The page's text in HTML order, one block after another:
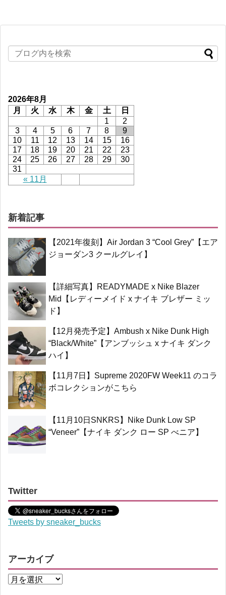
2026年8月
月
火 水 木 金 土 日
« 11月
1
2
3
4 5 6 7 8
9
10
11 12 13 14 15
16
17
18 19 20 21 22
23
24
25 26 27 28 29
30
31
新着記事
【2021年復刻】Air Jordan 3 “Cool Grey”【エア
ジョーダン3 クールグレイ】
【詳細写真】READYMADE x Nike Blazer
Mid【レディーメイド x ナイキ ブレザー ミッ
ド】
【12月発売予定】Ambush x Nike Dunk High
“Black/White”【アンブッシュ x ナイキ ダンク
ハイ】
【11月7日】Supreme 2020FW Week11 のコラ
ボコレクションがこちら
【11月10日SNKRS】Nike Dunk Low SP
“Veneer”【ナイキ ダンク ロー SP べニア】
Twitter
Tweets by sneaker_bucks
アーカイブ